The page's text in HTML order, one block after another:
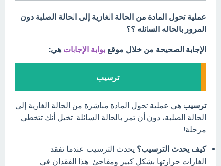
عملية تحول المادة من الحالة الغازية إلى الحالة الصلبة دون
المرور بالحالة السائلة ؟؟
الإجابة الصحيحة من خلال موقع بوابة الإجابات هي:
ترسيب
ترسيب هي عملية تحول المادة مباشرة من الحالة الغازية إلى
الحالة الصلبة، دون أن تمر بالحالة السائلة. تخيل أنك تتخطى
مرحلة!
كيف يحدث الترسيب؟ يحدث الترسيب عندما تفقد
الغازات حرارتها بشكل كبير ومفاجئ. هذا الفقدان في